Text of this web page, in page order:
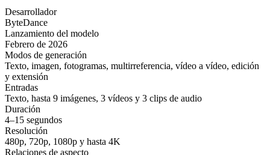
Desarrollador
ByteDance
Lanzamiento del modelo
Febrero de 2026
Modos de generación
Texto, imagen, fotogramas, multirreferencia, vídeo a vídeo, edición
y extensión
Entradas
Texto, hasta 9 imágenes, 3 vídeos y 3 clips de audio
Duración
4–15 segundos
Resolución
480p, 720p, 1080p y hasta 4K
Relaciones de aspecto